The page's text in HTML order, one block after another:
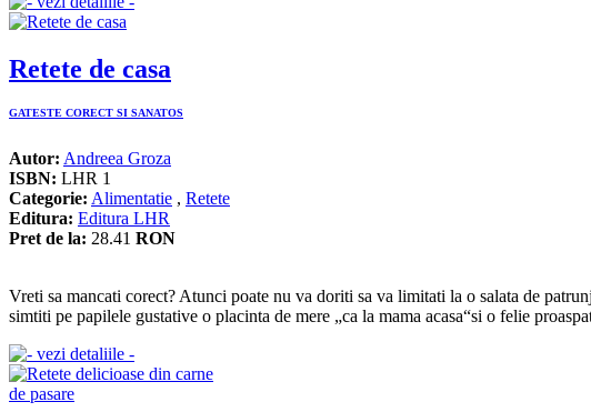
Retete de casa
GATESTE CORECT SI SANATOS
Autor: Andreea Groza
ISBN: LHR 1
Categorie: Alimentatie , Retete
Editura: Editura LHR
Pret de la: 28.41 RON
Vreti sa mancati corect? Atunci poate nu va doriti sa va limitati la o salata de
simtiti pe papilele gustative o placinta de mere „ca la mama acasa“si o felie